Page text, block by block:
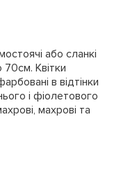
або сланкі
70см. Квітки
в відтінки
і фіолетового
махрові та